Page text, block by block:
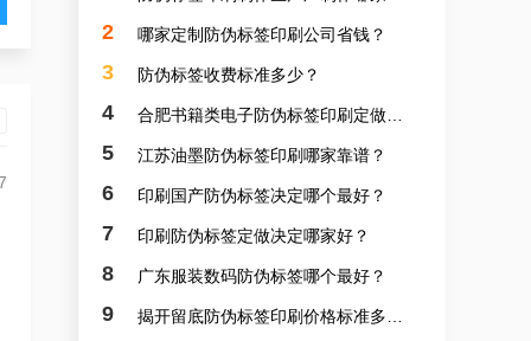
2 哪家定制防伪标签印刷公司省钱？
3 防伪标签收费标准多少？
4
5 江苏油墨防伪标签印刷哪家靠谱？
6 印刷国产防伪标签决定哪个最好？
7 印刷防伪标签定做决定哪家好？
8 广东服装数码防伪标签哪个最好？
9